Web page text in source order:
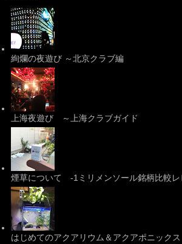
絢爛の夜遊び ～北京クラブ編
上海夜遊び ～上海クラブガイド
煙草について -1ミリメンソール銘柄比較レ
はじめてのアクアリウム＆アクアポニックス